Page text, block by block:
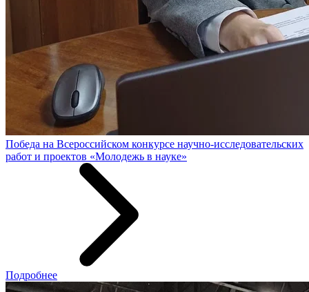
Победа на Всероссийском конкурсе научно-исследовательских
работ и проектов «Молодежь в науке»
Подробнее